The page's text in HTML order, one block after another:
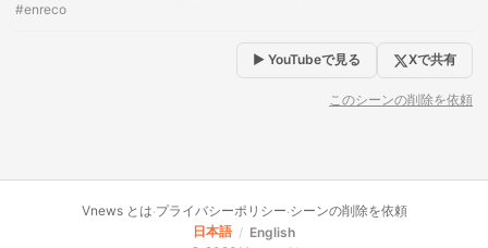
#enreco
▶ YouTubeで見る Xで共有
このシーンの削除を依頼
Vnews とは·プライバシーポリシー·シーンの削除を依頼
日本語 / English